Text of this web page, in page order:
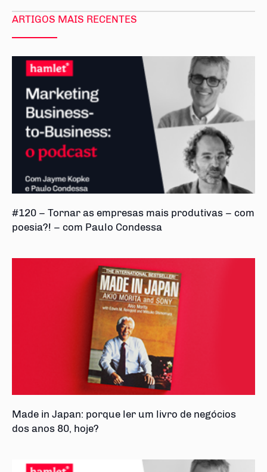
ARTIGOS MAIS RECENTES
#120 – Tornar as empresas mais produtivas – com
poesia?! – com Paulo Condessa
Made in Japan: porque ler um livro de negócios
dos anos 80, hoje?